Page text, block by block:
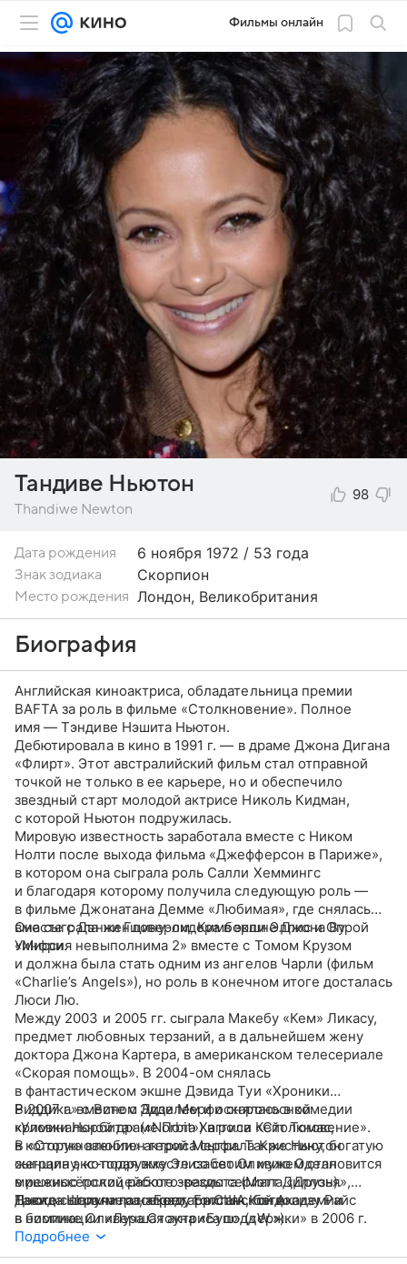
Фильмы онлайн
Тандиве Ньютон
Thandiwe Newton
98
Дата рождения 6 ноября 1972 / 53 года
Знак зодиака Скорпион
Место рождения Лондон, Великобритания
Биография
Английская киноактриса, обладательница премии
BAFTA за роль в фильме «Столкновение». Полное
имя — Тэндиве Нэшита Ньютон.
Дебютировала в кино в 1991 г. — в драме Джона Дигана
«Флирт». Этот австралийский фильм стал отправной
точкой не только в ее карьере, но и обеспечило
звездный старт молодой актрисе Николь Кидман,
с которой Ньютон подружилась.
Мировую известность заработала вместе с Ником
Нолти после выхода фильма «Джефферсон в Париже»,
в котором она сыграла роль Салли Хеммингс
и благодаря которому получила следующую роль —
в фильме Джонатана Демме «Любимая», где снялась
вместе с Дэнни Гловером, Кимберли Эллис и Опрой
Уинфри.
Она сыграла женщину-лидера в экшне Джона Ву
«Миссия невыполнима 2» вместе с Томом Крузом
и должна была стать одним из ангелов Чарли (фильм
«Charlie’s Angels»), но роль в конечном итоге досталась
Люси Лю.
Между 2003 и 2005 гг. сыграла Макебу «Кем» Ликасу,
предмет любовных терзаний, а в дальнейшем жену
доктора Джона Картера, в американском телесериале
«Скорая помощь». В 2004-ом снялась
в фантастическом экшне Дэвида Туи «Хроники
Риддика» с Вином Дизелем и оскароносной
криминальной драме Пола Хаггиса «Столкновение».
В «Столкновении» актриса сыграла Кристину, богатую
женщину, которая вместе со своим мужем становится
мишенью полицейского-расиста (Мэтт Диллон).
Ньютон получила награду Британской Академии
в номинации «Лучшая актриса поддержки» в 2006 г.
за роль Кристины, а сам фильм выиграл премию
Academy Award как «Лучшая картина» в 2005 г.
В 2007 г. вместе с Эдди Мерфи снялась в комедии
«Уловки Норбита» («Norbit») в роли Кейт Томас,
в которую влюблен герой Мерфи. Также Ньютон
сыграла экс-подружку Элизабет Оливию Оделл
в режиссёрской работе звезды сериала «Друзья»,
Дэвида Швиммера, «Беги, толстяк, беги».
Также сыграла госсекретаря США Кондолизу Райс
в биопике Оливера Стоуна «Буш» («W.»).
Подробнее